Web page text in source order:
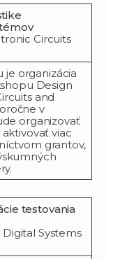
Circuits
organizácia
Design
and
v
organizovať
viac
grantov,
testovania
Systems